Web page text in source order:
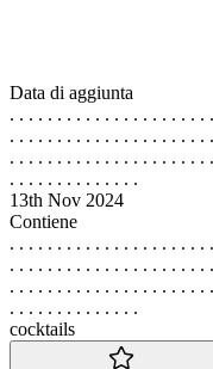
Data di aggiunta
. . . . . . . . . . . . . . . . . . . . .
. . . . . . . . . . . . . . . . . . . . .
. . . . . . . . . . . . . . . . . . . . .
. . . . . . . . . . . . . .
13th Nov 2024
Contiene
. . . . . . . . . . . . . . . . . . . . .
. . . . . . . . . . . . . . . . . . . . .
. . . . . . . . . . . . . . . . . . . . .
. . . . . . . . . . . . . .
cocktails